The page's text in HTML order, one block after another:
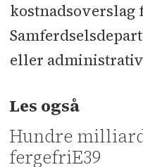
kostnadsoverslag
eller
Les også
Hundre
fergefriE39